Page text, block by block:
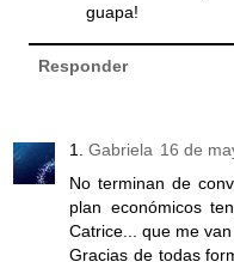
guapa!
Responder
Gabriela 16 de
No terminan de
plan económicos
Catrice... que me
Gracias de todas